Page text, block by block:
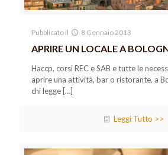
Pubblicato il 8 Gennaio 2013
APRIRE UN LOCALE A
Haccp, corsi REC e SAB e tutte le
aprire una attività, bar o ristorante, a
chi legge […]
Leggi Tutto >>